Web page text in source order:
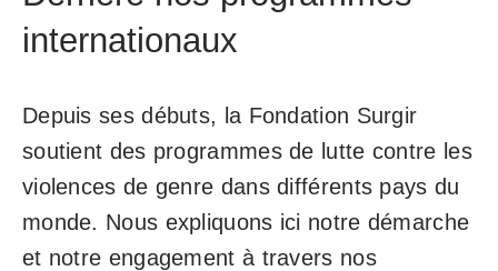
internationaux
Depuis ses débuts, la Fondation Surgir
soutient des programmes de lutte contre les
violences de genre dans différents pays du
monde. Nous expliquons ici notre démarche
et notre engagement à travers nos